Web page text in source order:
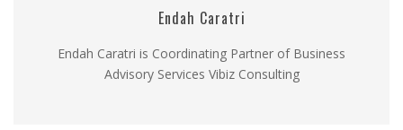
Endah Caratri
Endah Caratri is Coordinating Partner of Business
Advisory Services Vibiz Consulting